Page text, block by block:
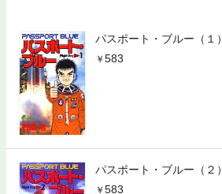
パスポート・ブルー（１）
583
パスポート・ブルー（２）
583